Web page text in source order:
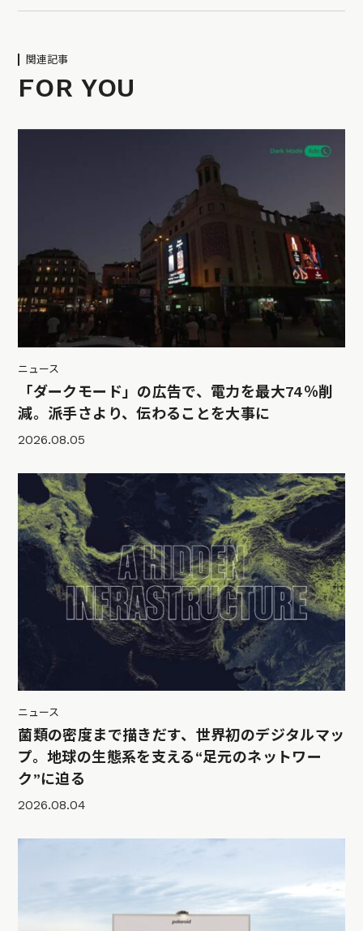
関連記事
FOR YOU
ニュース
「ダークモード」の広告で、電力を最大74％削
減。派手さより、伝わることを大事に
2026.08.05
ニュース
菌類の密度まで描きだす、世界初のデジタルマッ
プ。地球の生態系を支える“足元のネットワー
ク”に迫る
2026.08.04